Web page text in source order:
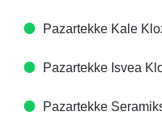
Pazartekke Kale
Pazartekke Isvea
Pazartekke